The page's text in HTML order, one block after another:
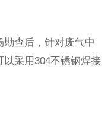
查后，针对废气中
采用304不锈钢焊接